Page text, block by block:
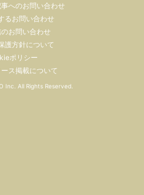
へのお問い合わせ
るお問い合わせ
お問い合わせ
護方針について
ポリシー
ス掲載について
Inc. All Rights Reserved.